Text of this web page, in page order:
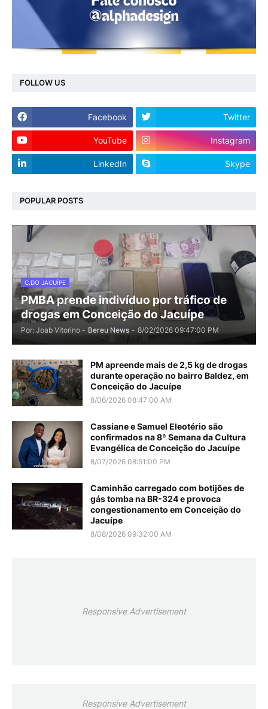
FOLLOW US
Facebook Twitter
YouTube Instagram
LinkedIn Skype
POPULAR POSTS
C.DO JACUÍPE
PMBA prende indivíduo por tráfico de
drogas em Conceição do Jacuípe
Por: Joab Vitorino - Bereu News - 8/02/2026 09:47:00 PM
PM apreende mais de 2,5 kg de drogas
durante operação no bairro Baldez, em
Conceição do Jacuípe
8/06/2026 08:47:00 AM
Cassiane e Samuel Eleotério são
confirmados na 8ª Semana da Cultura
Evangélica de Conceição do Jacuípe
8/07/2026 08:51:00 PM
Caminhão carregado com botijões de
gás tomba na BR-324 e provoca
congestionamento em Conceição do
Jacuípe
8/08/2026 09:32:00 AM
Responsive Advertisement
Responsive Advertisement